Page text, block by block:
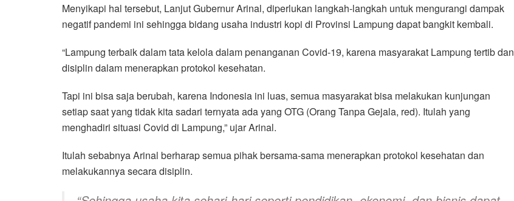
Menyikapi hal tersebut, Lanjut Gubernur Arinal, diperlukan langkah-langkah untuk mengurangi dampak
negatif pandemi ini sehingga bidang usaha industri kopi di Provinsi Lampung dapat bangkit kembali.
“Lampung terbaik dalam tata kelola dalam penanganan Covid-19, karena masyarakat Lampung tertib dan
disiplin dalam menerapkan protokol kesehatan.
Tapi ini bisa saja berubah, karena Indonesia ini luas, semua masyarakat bisa melakukan kunjungan
setiap saat yang tidak kita sadari ternyata ada yang OTG (Orang Tanpa Gejala, red). Itulah yang
menghadiri situasi Covid di Lampung,” ujar Arinal.
Itulah sebabnya Arinal berharap semua pihak bersama-sama menerapkan protokol kesehatan dan
melakukannya secara disiplin.